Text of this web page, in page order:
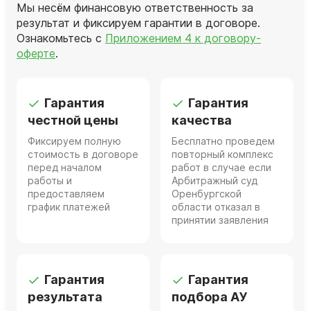
Мы несём финансовую ответственность за
результат и фиксируем гарантии в договоре.
Ознакомьтесь с Приложением 4 к договору-
оферте.
Гарантия
честной цены
Фиксируем полную
стоимость в договоре
перед началом
работы и
предоставляем
график платежей
Гарантия
качества
Бесплатно проведем
повторный комплекс
работ в случае если
Арбитражный суд
Оренбургской
области отказал в
принятии заявления
Гарантия
результата
Гарантия
подбора АУ